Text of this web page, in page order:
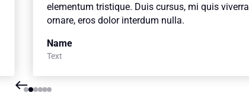
elementum tristique. Duis cursus, mi quis viverra
ornare, eros dolor interdum nulla.
Name
Text
Slide 2 of 6.